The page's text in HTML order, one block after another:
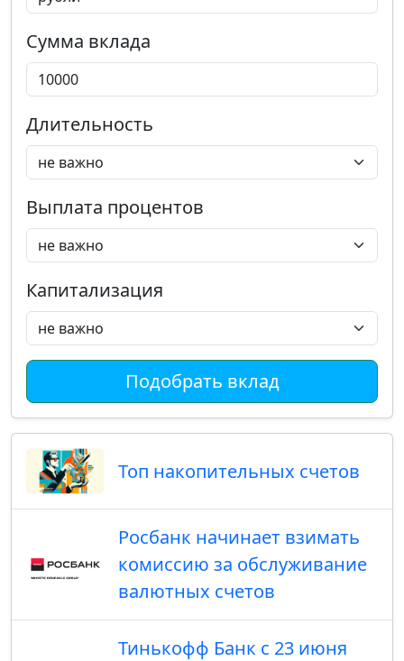
Сумма вклада
Длительность
Выплата процентов
Капитализация
Подобрать вклад
Топ накопительных счетов
Росбанк начинает взимать
комиссию за обслуживание
валютных счетов
Тинькофф Банк с 23 июня